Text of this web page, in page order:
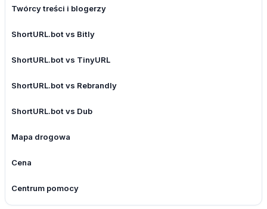
Twórcy treści i blogerzy
ShortURL.bot vs Bitly
ShortURL.bot vs TinyURL
ShortURL.bot vs Rebrandly
ShortURL.bot vs Dub
Mapa drogowa
Cena
Centrum pomocy